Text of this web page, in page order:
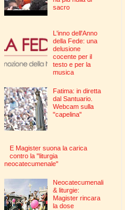
sacro
L'inno dell'Anno
della Fede: una
delusione
cocente per il
testo e per la
musica
Fatima: in diretta
dal Santuario.
Webcam sulla
"capelina"
E Magister suona la carica
contro la "liturgia
neocatecumenale"
Neocatecumenali
& liturgie:
Magister rincara
la dose